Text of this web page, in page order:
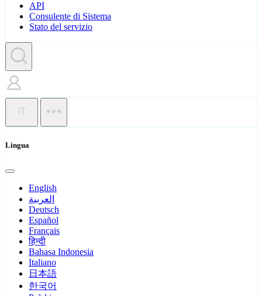
API
Consulente di Sistema
Stato del servizio
IT
Lingua
English
العربية
Deutsch
Español
Français
हिन्दी
Bahasa Indonesia
Italiano
日本語
한국어